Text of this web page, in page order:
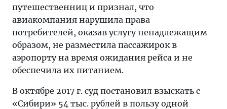
путешественниц и признал, что
авиакомпания нарушила права
потребителей, оказав услугу ненадлежащим
образом, не разместила пассажирок в
аэропорту на время ожидания рейса и не
обеспечила их питанием.
В октябре 2017 г. суд постановил взыскать с
«Сибири» 54 тыс. рублей в пользу одной